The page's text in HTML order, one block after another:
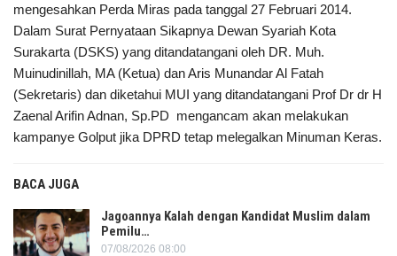
mengesahkan Perda Miras pada tanggal 27 Februari 2014.
Dalam Surat Pernyataan Sikapnya Dewan Syariah Kota
Surakarta (DSKS) yang ditandatangani oleh DR. Muh.
Muinudinillah, MA (Ketua) dan Aris Munandar Al Fatah
(Sekretaris) dan diketahui MUI yang ditandatangani Prof Dr dr H
Zaenal Arifin Adnan, Sp.PD mengancam akan melakukan
kampanye Golput jika DPRD tetap melegalkan Minuman Keras.
BACA JUGA
Jagoannya Kalah dengan Kandidat Muslim dalam
Pemilu…
07/08/2026 08:00